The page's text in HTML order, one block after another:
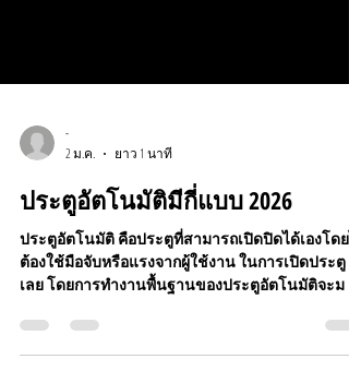
-
2 ม.ค.
ยาว 1 นาที
ประตูอัตโนมัติมีกี่แบบ 2026
ประตูอัตโนมัติ คือประตูที่สามารถเปิดปิดได้เองโดย
ต้องใช้มือจับหรือแรงจากผู้ใช้งาน ในการเปิดประตู